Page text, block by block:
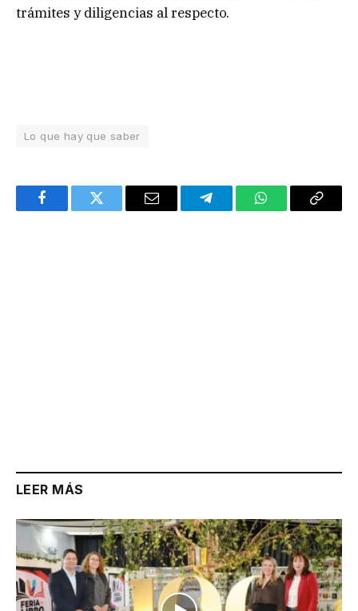
trámites y diligencias al respecto.
Lo que hay que saber
FacebookTwitter Email TelegramWhatsAppCopy
LEER MÁS